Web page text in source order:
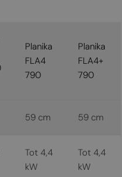
Planika
FLA4
790
Planika
FLA4+
790
59 cm 59 cm
Tot 4,4
kW
Tot 4,4
kW